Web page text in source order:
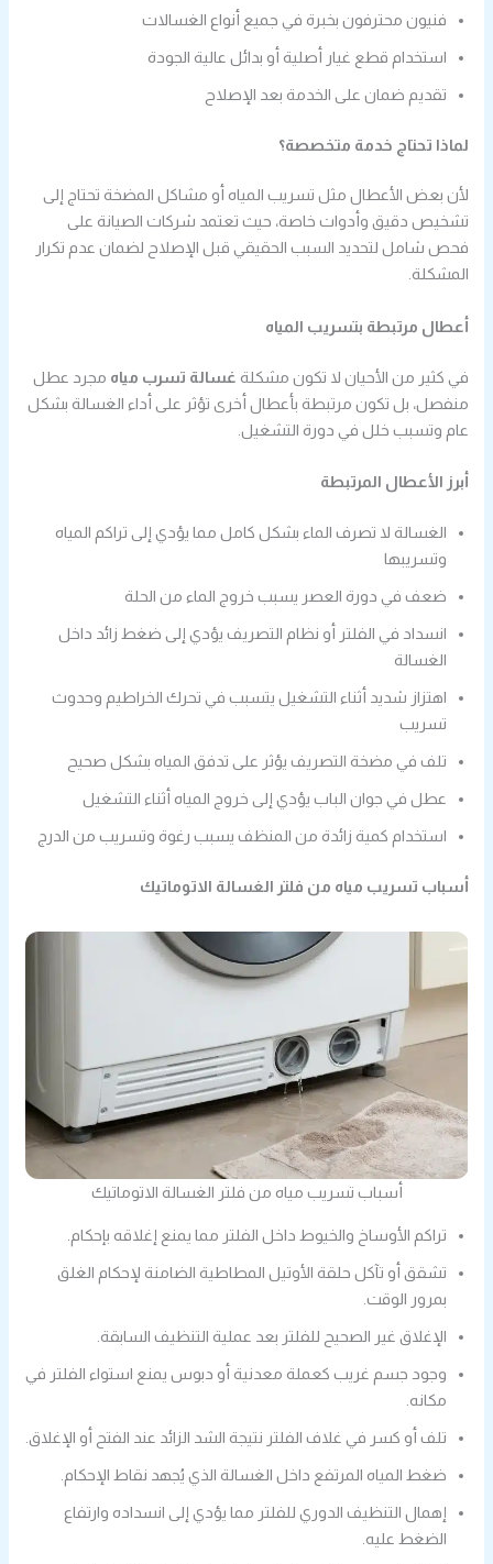
فنيون محترفون بخبرة في جميع أنواع الغسالات
استخدام قطع غيار أصلية أو بدائل عالية الجودة
تقديم ضمان على الخدمة بعد الإصلاح
لماذا تحتاج خدمة متخصصة؟
لأن بعض الأعطال مثل تسريب المياه أو مشاكل المضخة تحتاج إلى
تشخيص دقيق وأدوات خاصة، حيث تعتمد شركات الصيانة على
فحص شامل لتحديد السبب الحقيقي قبل الإصلاح لضمان عدم تكرار
المشكلة.
أعطال مرتبطة بتسريب المياه
في كثير من الأحيان لا تكون مشكلة غسالة تسرب مياه مجرد عطل
منفصل، بل تكون مرتبطة بأعطال أخرى تؤثر على أداء الغسالة بشكل
عام وتسبب خلل في دورة التشغيل.
أبرز الأعطال المرتبطة
الغسالة لا تصرف الماء بشكل كامل مما يؤدي إلى تراكم المياه
وتسريبها
ضعف في دورة العصر يسبب خروج الماء من الحلة
انسداد في الفلتر أو نظام التصريف يؤدي إلى ضغط زائد داخل
الغسالة
اهتزاز شديد أثناء التشغيل يتسبب في تحرك الخراطيم وحدوث
تسريب
تلف في مضخة التصريف يؤثر على تدفق المياه بشكل صحيح
عطل في جوان الباب يؤدي إلى خروج المياه أثناء التشغيل
استخدام كمية زائدة من المنظف يسبب رغوة وتسريب من الدرج
أسباب تسريب مياه من فلتر الغسالة الاتوماتيك
أسباب تسريب مياه من فلتر الغسالة الاتوماتيك
تراكم الأوساخ والخيوط داخل الفلتر مما يمنع إغلاقه بإحكام.
تشقق أو تآكل حلقة الأوتيل المطاطية الضامنة لإحكام الغلق
بمرور الوقت.
الإغلاق غير الصحيح للفلتر بعد عملية التنظيف السابقة.
وجود جسم غريب كعملة معدنية أو دبوس يمنع استواء الفلتر في
مكانه.
تلف أو كسر في غلاف الفلتر نتيجة الشد الزائد عند الفتح أو الإغلاق.
ضغط المياه المرتفع داخل الغسالة الذي يُجهد نقاط الإحكام.
إهمال التنظيف الدوري للفلتر مما يؤدي إلى انسداده وارتفاع
الضغط عليه.